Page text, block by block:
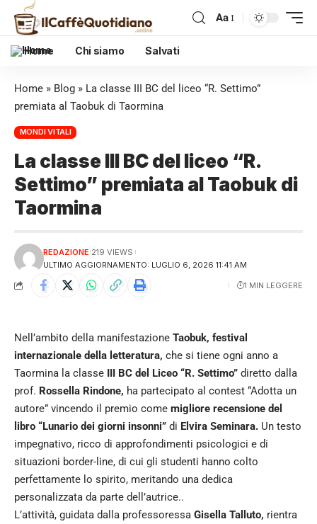
Aa
Home Chi siamo Salvati
Home » Blog » La classe III BC del liceo “R. Settimo”
premiata al Taobuk di Taormina
MONDI VITALI
La classe III BC del liceo “R.
Settimo” premiata al Taobuk di
Taormina
ULTIMO AGGIORNAMENTO: LUGLIO 6, 2026 11:41 AM
REDAZIONE 219 VIEWS
1 MIN LEGGERE
Nell’ambito della manifestazione Taobuk, festival
internazionale della letteratura, che si tiene ogni anno a
Taormina la classe III BC del Liceo “R. Settimo” diretto dalla
prof. Rossella Rindone, ha partecipato al contest “Adotta un
autore” vincendo il premio come migliore recensione del
libro “Lunario dei giorni insonni” di Elvira Seminara. Un testo
impegnativo, ricco di approfondimenti psicologici e di
situazioni border-line, di cui gli studenti hanno colto
perfettamente lo spirito, meritando una dedica
personalizzata da parte dell’autrice..
L’attività, guidata dalla professoressa Gisella Talluto, rientra